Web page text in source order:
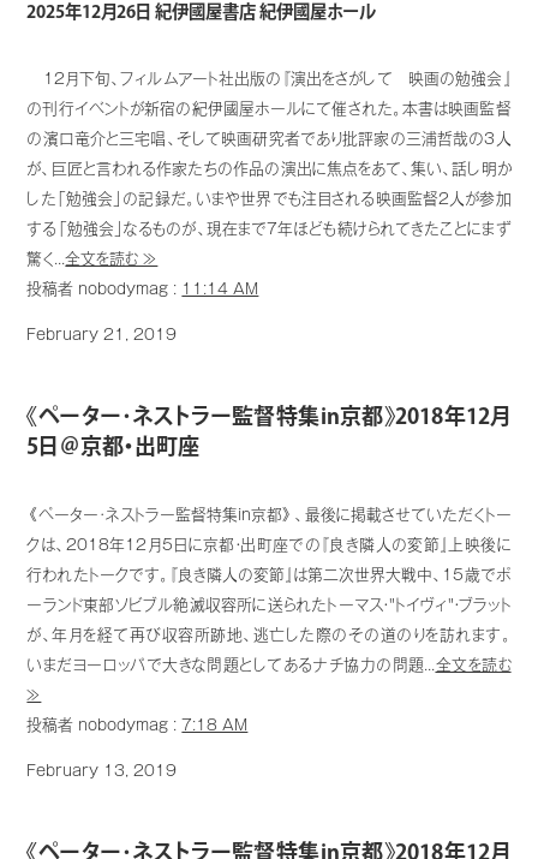
2025年12月26日 紀伊國屋書店 紀伊國屋ホール
12月下旬、フィルムアート社出版の『演出をさがして 映画の勉強会』
の刊行イベントが新宿の紀伊國屋ホールにて催された。本書は映画監督
の濱口竜介と三宅唱、そして映画研究者であり批評家の三浦哲哉の3人
が、巨匠と言われる作家たちの作品の演出に焦点をあて、集い、話し明か
した「勉強会」の記録だ。いまや世界でも注目される映画監督2人が参加
する「勉強会」なるものが、現在まで7年ほども続けられてきたことにまず
驚く...全文を読む ≫
投稿者 nobodymag : 11:14 AM
February 21, 2019
《ペーター･ネストラー監督特集in京都》2018年12月
5日＠京都・出町座
《ペーター･ネストラー監督特集in京都》、最後に掲載させていただくトー
クは、2018年12月5日に京都・出町座での『良き隣人の変節』上映後に
行われたトークです。『良き隣人の変節』は第二次世界大戦中、15歳でポ
ーランド東部ソビブル絶滅収容所に送られたトーマス・"トイヴィ"・ブラット
が、年月を経て再び収容所跡地、逃亡した際のその道のりを訪れます。
いまだヨーロッパで大きな問題としてあるナチ協力の問題... 全文を読む
≫
投稿者 nobodymag : 7:18 AM
February 13, 2019